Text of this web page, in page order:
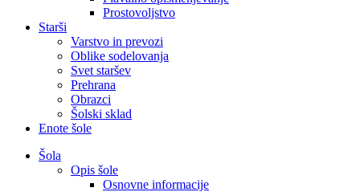
Prostovoljstvo
Starši
Varstvo in prevozi
Oblike sodelovanja
Svet staršev
Prehrana
Obrazci
Šolski sklad
Enote šole
Šola
Opis šole
Osnovne informacije